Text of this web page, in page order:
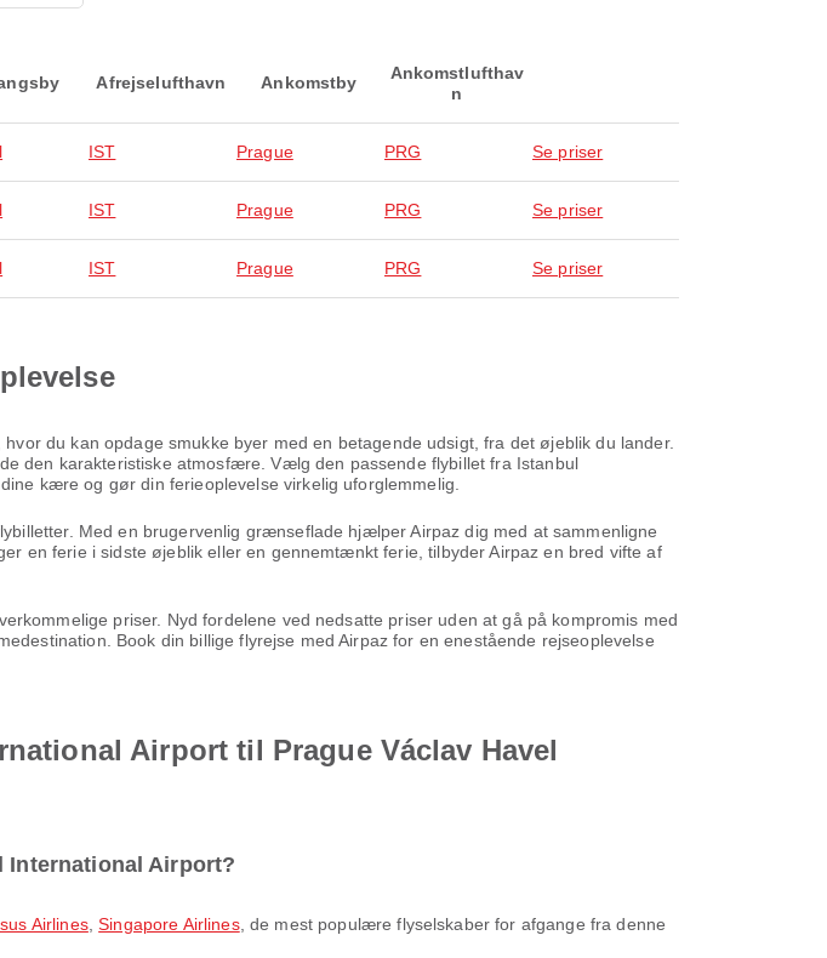
Afrejselufthavn Ankomstby
Ankomstlufthav
n
IST Prague PRG Se priser
IST Prague PRG Se priser
IST Prague PRG Se priser
du kan opdage smukke byer med en betagende udsigt, fra det øjeblik du lander.
den karakteristiske atmosfære. Vælg den passende flybillet fra Istanbul
kære og gør din ferieoplevelse virkelig uforglemmelig.
Med en brugervenlig grænseflade hjælper Airpaz dig med at sammenligne
en ferie i sidste øjeblik eller en gennemtænkt ferie, tilbyder Airpaz en bred vifte af
priser. Nyd fordelene ved nedsatte priser uden at gå på kompromis med
Book din billige flyrejse med Airpaz for en enestående rejseoplevelse
Airport til Prague Václav Havel
International Airport?
Airlines,Singapore Airlines, de mest populære flyselskaber for afgange fra denne